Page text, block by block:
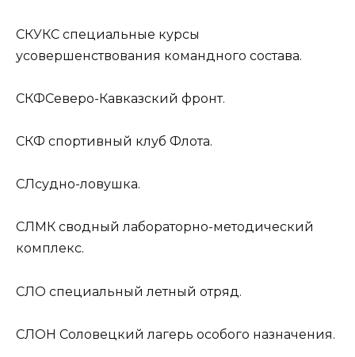
СКУКС специальные курсы
усовершенствования командного состава.
СКФСеверо-Кавказский фронт.
СКФ спортивный клуб Флота.
СЛсудно-ловушка.
СЛМК сводный лабораторно-методический
комплекс.
СЛО специальный летный отряд.
СЛОН Соловецкий лагерь особого назначения.